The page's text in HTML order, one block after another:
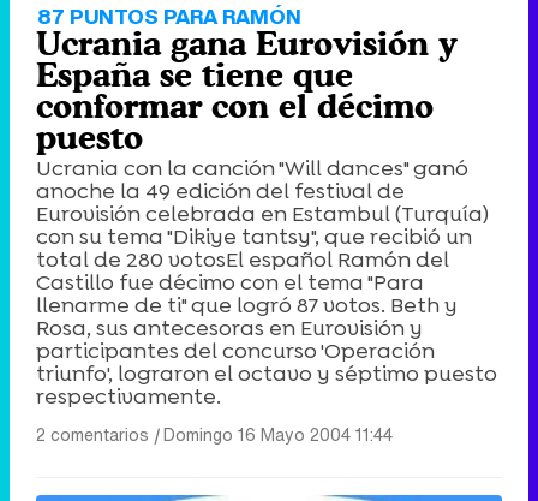
87 PUNTOS PARA RAMÓN
Ucrania gana Eurovisión y
España se tiene que
conformar con el décimo
puesto
Ucrania con la canción "Will dances" ganó
anoche la 49 edición del festival de
Eurovisión celebrada en Estambul (Turquía)
con su tema "Dikiye tantsy", que recibió un
total de 280 votosEl español Ramón del
Castillo fue décimo con el tema "Para
llenarme de ti" que logró 87 votos. Beth y
Rosa, sus antecesoras en Eurovisión y
participantes del concurso 'Operación
triunfo', lograron el octavo y séptimo puesto
respectivamente.
2 comentarios |Domingo 16 Mayo 2004 11:44